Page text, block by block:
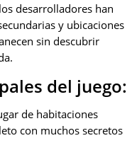
desarrolladores han
y ubicaciones
sin descubrir
del juego:
de habitaciones
con muchos secretos